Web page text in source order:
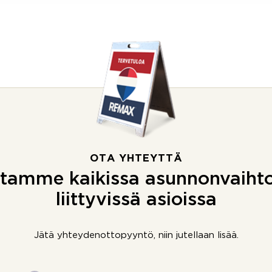
OTA YHTEYTTÄ
kaikissa
liittyvissä asioissa
Jätä yhteydenottopyyntö, niin jutellaan lisää.